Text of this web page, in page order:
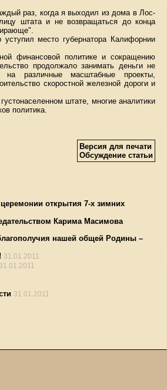
раз, когда я выходил из дома в Лос-
штата и не возвращаться до конца
место губернатора Калифорнии
финансовой политике и сокращению
продолжало занимать деньги не
различные масштабные проекты,
скоростной железной дороги и
штате, многие аналитики
политика.
Версия для печати
Обсуждение статьи
церемонии открытия 7-х зимних
Карима Масимова
нашей общей Родины –
31.01.2011
31.01.2011
31.01.2011